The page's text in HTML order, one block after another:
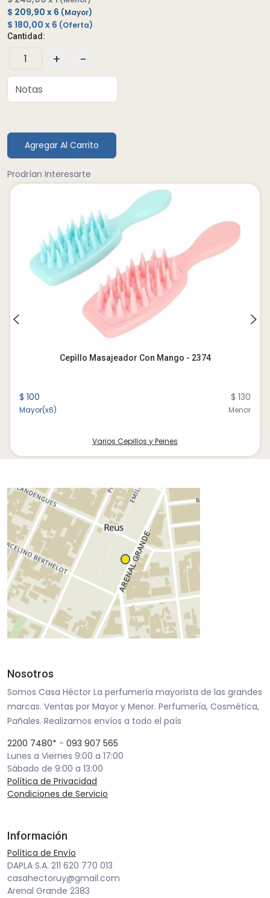
$ 209,90 x 6 (Mayor)
$ 180,00 x 6 (Oferta)
Cantidad:
+ -
Agregar Al Carrito
Prodrían Interesarte
Cepìllo Masajeador Con Mango - 2374
$ 100
Mayor(x6)
$ 130
Menor
Varios Cepillos y Peines
Nosotros
Somos Casa Héctor La perfumería mayorista de las grandes
marcas. Ventas por Mayor y Menor. Perfumería, Cosmética,
Pañales. Realizamos envíos a todo el país
2200 7480* - 093 907 565
Lunes a Viernes 9:00 a 17:00
Sábado de 9:00 a 13:00
Política de Privacidad
Condiciones de Servicio
Información
Política de Envío
DAPLA S.A. 211 620 770 013
casahectoruy@gmail.com
Arenal Grande 2383